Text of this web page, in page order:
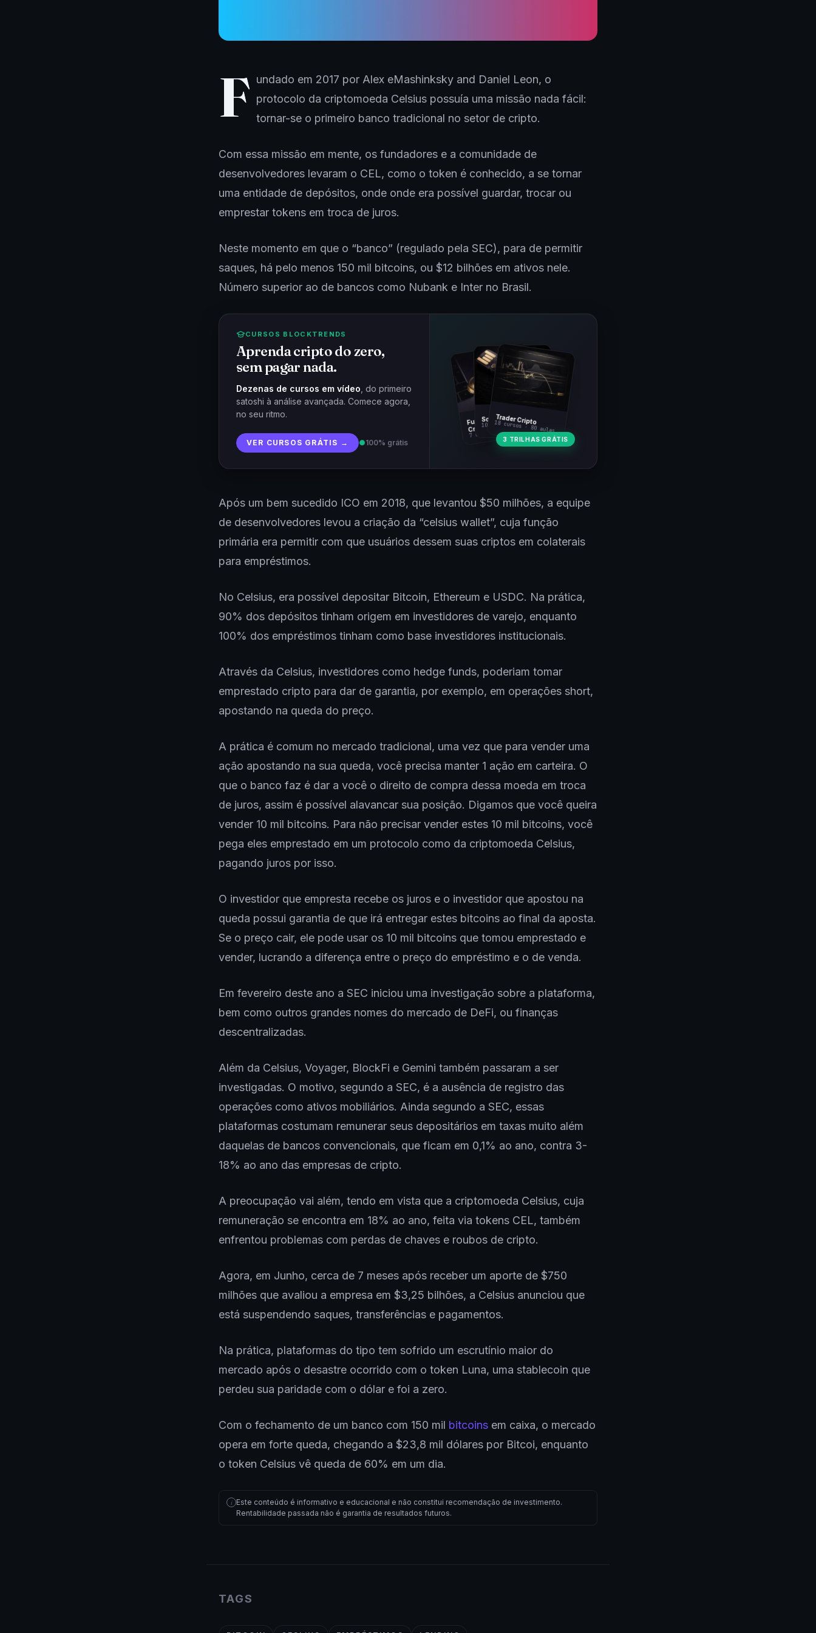
F undado em 2017 por Alex eMashinksky and Daniel Leon, o
protocolo da criptomoeda Celsius possuía uma missão nada fácil:
tornar-se o primeiro banco tradicional no setor de cripto.
Com essa missão em mente, os fundadores e a comunidade de
desenvolvedores levaram o CEL, como o token é conhecido, a se tornar
uma entidade de depósitos, onde onde era possível guardar, trocar ou
emprestar tokens em troca de juros.
Neste momento em que o “banco” (regulado pela SEC), para de permitir
saques, há pelo menos 150 mil bitcoins, ou $12 bilhões em ativos nele.
Número superior ao de bancos como Nubank e Inter no Brasil.
CURSOS BLOCKTRENDS
Aprenda cripto do zero,
sem pagar nada.
Dezenas de cursos em vídeo , do primeiro
satoshi à análise avançada. Comece agora,
no seu ritmo.
VER CURSOS GRÁTIS → ●100% grátis
Fundamentos
Cripto
7 cursos · 31 aulas
Trader Cripto
18 cursos · 80 aulas
Soberania Bitcoin
10 cursos · 44 aulas
3 TRILHAS GRÁTIS
Após um bem sucedido ICO em 2018, que levantou $50 milhões, a equipe
de desenvolvedores levou a criação da “celsius wallet”, cuja função
primária era permitir com que usuários dessem suas criptos em colaterais
para empréstimos.
No Celsius, era possível depositar Bitcoin, Ethereum e USDC. Na prática,
90% dos depósitos tinham origem em investidores de varejo, enquanto
100% dos empréstimos tinham como base investidores institucionais.
Através da Celsius, investidores como hedge funds, poderiam tomar
emprestado cripto para dar de garantia, por exemplo, em operações short,
apostando na queda do preço.
A prática é comum no mercado tradicional, uma vez que para vender uma
ação apostando na sua queda, você precisa manter 1 ação em carteira. O
que o banco faz é dar a você o direito de compra dessa moeda em troca
de juros, assim é possível alavancar sua posição. Digamos que você queira
vender 10 mil bitcoins. Para não precisar vender estes 10 mil bitcoins, você
pega eles emprestado em um protocolo como da criptomoeda Celsius,
pagando juros por isso.
O investidor que empresta recebe os juros e o investidor que apostou na
queda possui garantia de que irá entregar estes bitcoins ao final da aposta.
Se o preço cair, ele pode usar os 10 mil bitcoins que tomou emprestado e
vender, lucrando a diferença entre o preço do empréstimo e o de venda.
Em fevereiro deste ano a SEC iniciou uma investigação sobre a plataforma,
bem como outros grandes nomes do mercado de DeFi, ou finanças
descentralizadas.
Além da Celsius, Voyager, BlockFi e Gemini também passaram a ser
investigadas. O motivo, segundo a SEC, é a ausência de registro das
operações como ativos mobiliários. Ainda segundo a SEC, essas
plataformas costumam remunerar seus depositários em taxas muito além
daquelas de bancos convencionais, que ficam em 0,1% ao ano, contra 3-
18% ao ano das empresas de cripto.
A preocupação vai além, tendo em vista que a criptomoeda Celsius, cuja
remuneração se encontra em 18% ao ano, feita via tokens CEL, também
enfrentou problemas com perdas de chaves e roubos de cripto.
Agora, em Junho, cerca de 7 meses após receber um aporte de $750
milhões que avaliou a empresa em $3,25 bilhões, a Celsius anunciou que
está suspendendo saques, transferências e pagamentos.
Na prática, plataformas do tipo tem sofrido um escrutínio maior do
mercado após o desastre ocorrido com o token Luna, uma stablecoin que
perdeu sua paridade com o dólar e foi a zero.
Com o fechamento de um banco com 150 mil bitcoins em caixa, o mercado
opera em forte queda, chegando a $23,8 mil dólares por Bitcoi, enquanto
o token Celsius vê queda de 60% em um dia.
i Este conteúdo é informativo e educacional e não constitui recomendação de investimento.
Rentabilidade passada não é garantia de resultados futuros.
TAGS